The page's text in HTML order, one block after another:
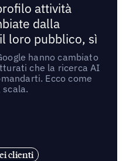
attività
dalla
loro pubblico, sì
hanno cambiato
che la ricerca AI
Ecco come
clienti